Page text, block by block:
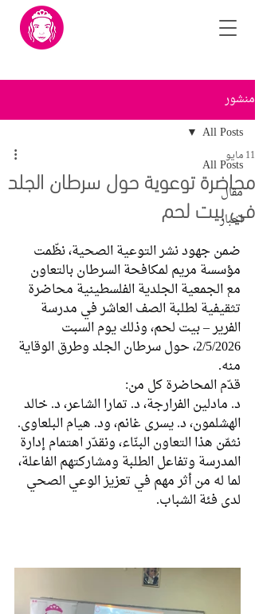
منشور
All Posts
مقال
اخبار
All Posts
محاضرة توعوية حول سرطان الجلد
في بيت لحم
11 مايو
ضمن جهود نشر التوعية الصحية، نظّمت
مؤسسة مريم لمكافحة السرطان بالتعاون
مع الجمعية الجلدية الفلسطينية محاضرة
تثقيفية لطلبة الصف العاشر في مدرسة
الفرير – بيت لحم، وذلك يوم السبت
2/5/2026، حول سرطان الجلد وطرق الوقاية
منه.
قدّم المحاضرة كل من:
د. مادلين الفرارجة، د. تمارا الشاعر، د. خالد
الهشلمون، د. يسرى غانم، ود. هيام البلعاوي.
نثمّن هذا التعاون البنّاء، ونقدّر اهتمام إدارة
المدرسة وتفاعل الطلبة ومشاركتهم الفاعلة،
لما له من أثر مهم في تعزيز الوعي الصحي
لدى فئة الشباب.